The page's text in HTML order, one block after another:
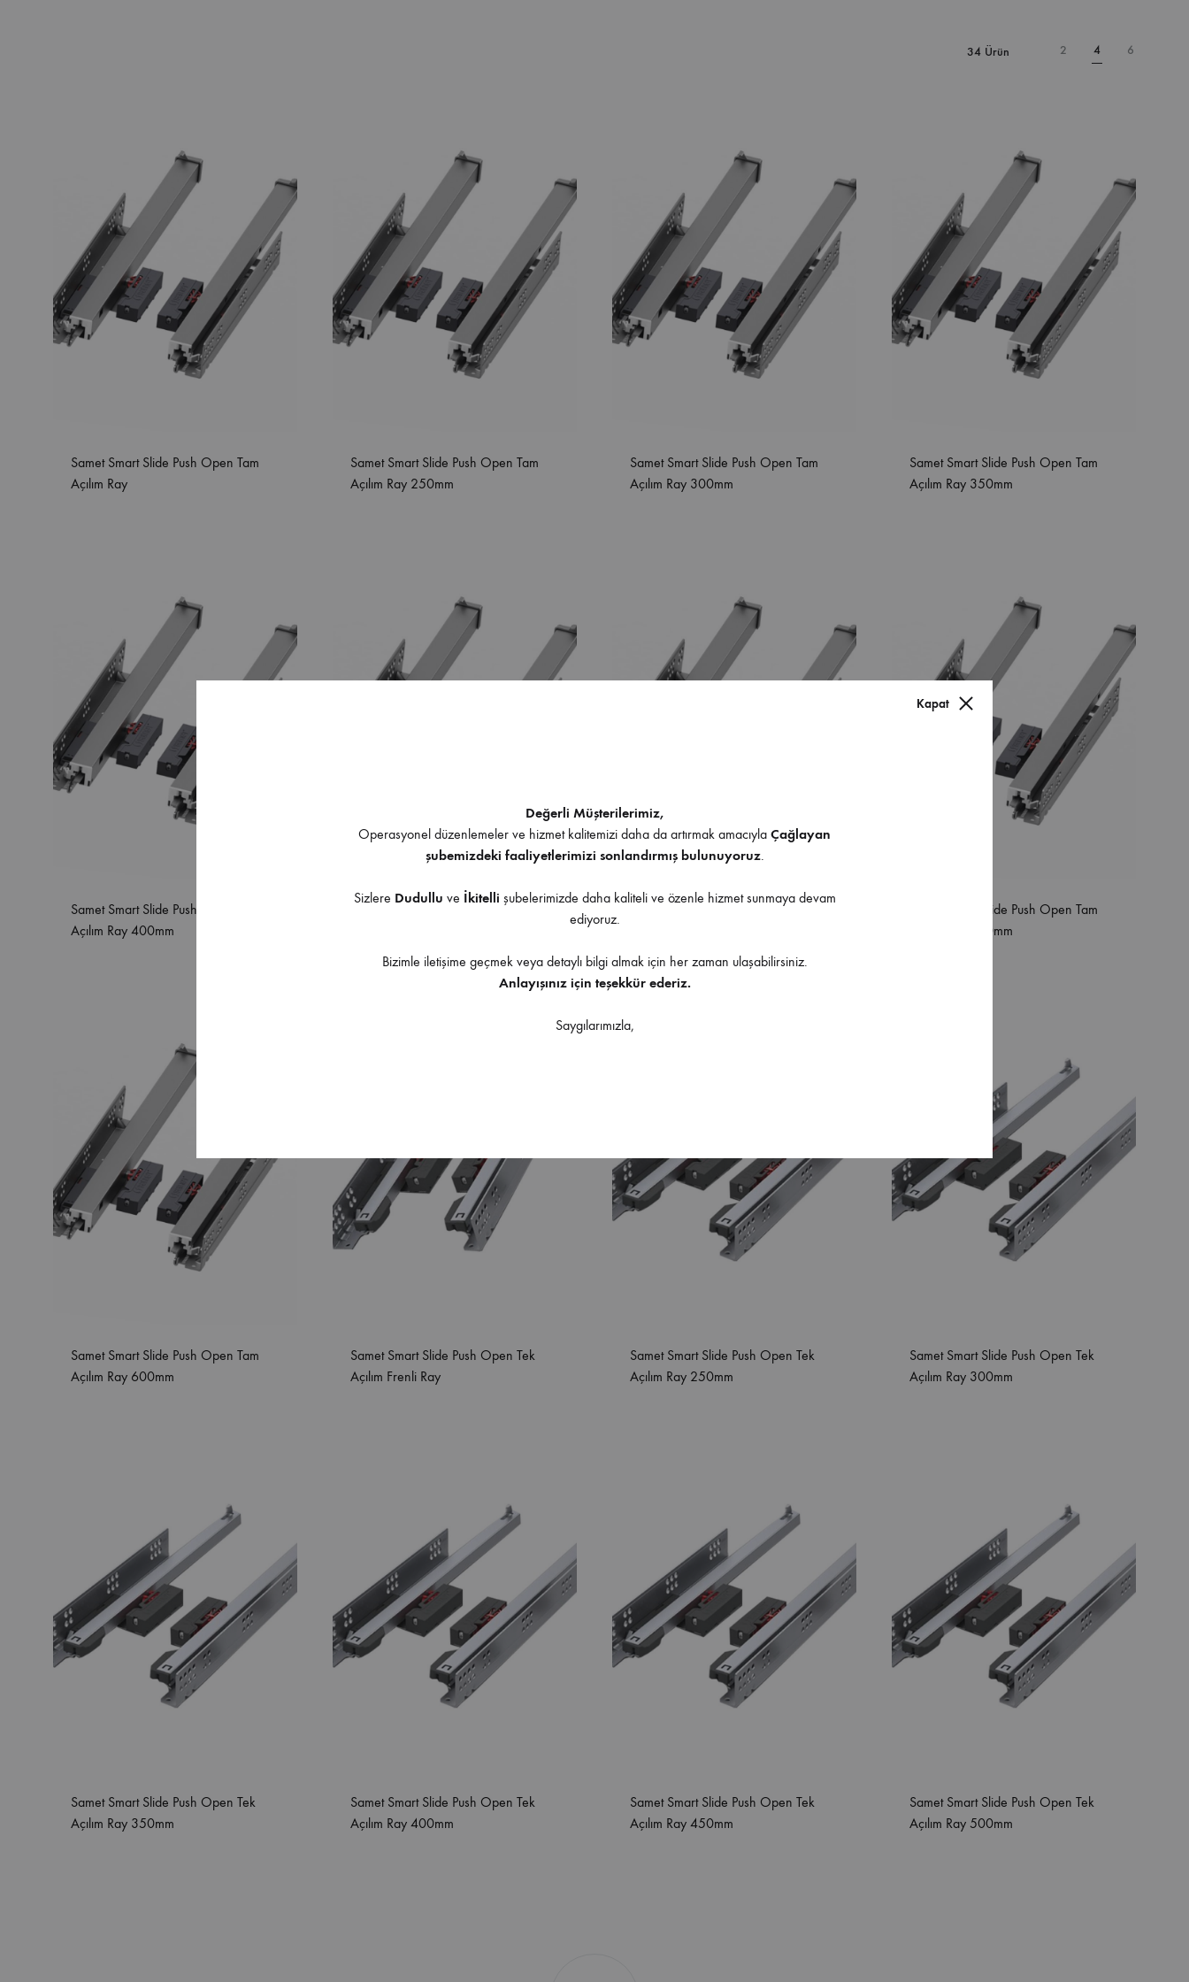
2 4 6
34 Ürün
Samet Smart Slide Push Open Tam
Açılım Ray
Samet Smart Slide Push Open Tam
Açılım Ray 250mm
Samet Smart Slide Push Open Tam
Açılım Ray 300mm
Samet Smart Slide Push Open Tam
Açılım Ray 350mm
Samet Smart Slide Push Open Tam
Açılım Ray 400mm
Samet Smart Slide Push Open Tam
Samet Smart Slide Push Open Tam
Samet Smart Slide Push Open Tam
Açılım Ray 550mm
Samet Smart Slide Push Open Tam
Açılım Ray 600mm
Samet Smart Slide Push Open Tek
Açılım Frenli Ray
Samet Smart Slide Push Open Tek
Açılım Ray 250mm
Samet Smart Slide Push Open Tek
Açılım Ray 300mm
Samet Smart Slide Push Open Tek
Açılım Ray 350mm
Samet Smart Slide Push Open Tek
Açılım Ray 400mm
Samet Smart Slide Push Open Tek
Açılım Ray 450mm
Samet Smart Slide Push Open Tek
Açılım Ray 500mm
Kapat
Değerli Müşterilerimiz,
Operasyonel düzenlemeler ve hizmet kalitemizi daha da artırmak amacıyla Çağlayan
şubemizdeki faaliyetlerimizi sonlandırmış bulunuyoruz.
Sizlere Dudullu ve İkitelli şubelerimizde daha kaliteli ve özenle hizmet sunmaya devam
ediyoruz.
Bizimle iletişime geçmek veya detaylı bilgi almak için her zaman ulaşabilirsiniz.
Anlayışınız için teşekkür ederiz.
Saygılarımızla,